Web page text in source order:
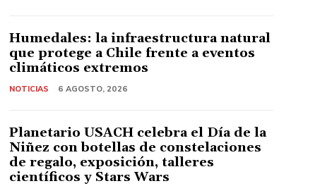
Humedales: la infraestructura natural
que protege a Chile frente a eventos
climáticos extremos
NOTICIAS 6 AGOSTO, 2026
Planetario USACH celebra el Día de la
Niñez con botellas de constelaciones
de regalo, exposición, talleres
científicos y Stars Wars